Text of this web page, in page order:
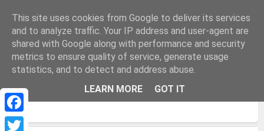
Facebook
¿LA HISTORIA SE REPITE? ALEMANIA 1932
Y ESPAÑA 2023
This site uses cookies from Google to deliver its services
and to analyze traffic. Your IP address and user-agent are
shared with Google along with performance and security
metrics to ensure quality of service, generate usage
statistics, and to detect and address abuse.
LEARN MORE
GOT IT